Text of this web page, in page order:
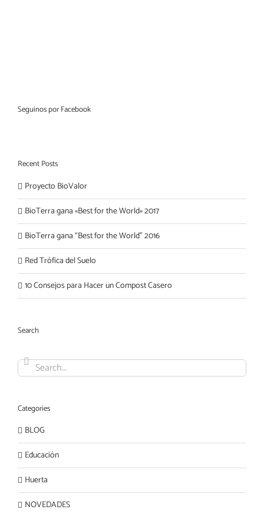
Seguinos por Facebook
Recent Posts
Proyecto BioValor
BioTerra gana «Best for the World» 2017
BioTerra gana “Best for the World” 2016
Red Trófica del Suelo
10 Consejos para Hacer un Compost Casero
Search
for:
Categories
BLOG
Educación
Huerta
NOVEDADES